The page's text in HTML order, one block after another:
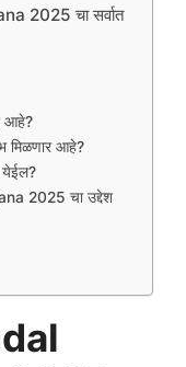
2025 चा सर्वात
आहे?
मिळणार आहे?
येईल?
2025 चा उद्देश